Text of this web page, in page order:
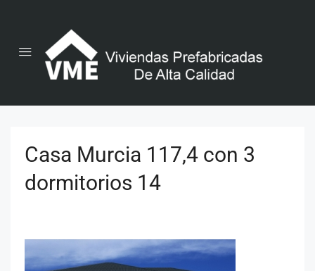
Casa Murcia 117,4 con 3
dormitorios 14